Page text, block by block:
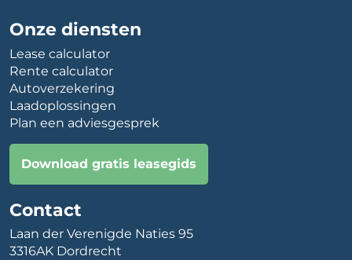
Onze diensten
Lease calculator
Rente calculator
Autoverzekering
Laadoplossingen
Plan een adviesgesprek
Download gratis leasegids
Contact
Laan der Verenigde Naties 95
3316AK Dordrecht